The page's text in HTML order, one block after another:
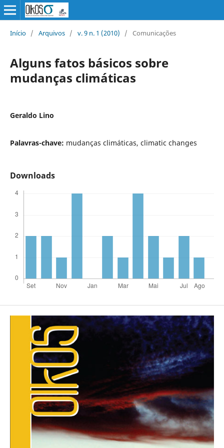
Início / Arquivos / v. 9 n. 1 (2010) / Comunicações
Alguns fatos básicos sobre
mudanças climáticas
Geraldo Lino
Palavras-chave: mudanças climáticas, climatic changes
Downloads